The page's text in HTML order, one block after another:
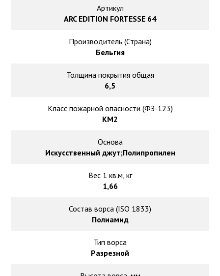
Бельгийский ковролин
Ковролин в машину
Ковролин в офис
Ковролин под теплый пол
Флокированное покрытие
Артикул
ARC EDITION FORTESSE 64
Производитель (Страна)
Бельгия
Толщина покрытия общая
6,5
Класс пожарной опасности (ФЗ-123)
КМ2
Основа
Искусственный джут;Полипропилен
Вес 1 кв.м, кг
1,66
Состав ворса (ISO 1833)
Полиамид
Тип ворса
Разрезной